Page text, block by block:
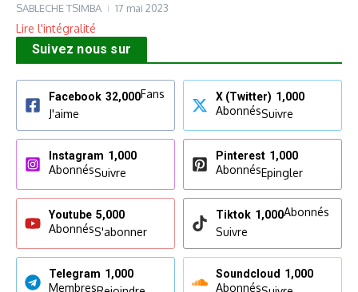
SABLECHE TSIMBA 17 mai 2023
Lire l'intégralité
Suivez nous sur
Facebook 32,000Fans
J'aime
X (Twitter) 1,000
AbonnésSuivre
Instagram 1,000
AbonnésSuivre
Pinterest 1,000
AbonnésEpingler
Youtube 5,000
AbonnésS'abonner
Tiktok 1,000Abonnés
Suivre
Telegram 1,000
Membres
Soundcloud 1,000
Abonnés